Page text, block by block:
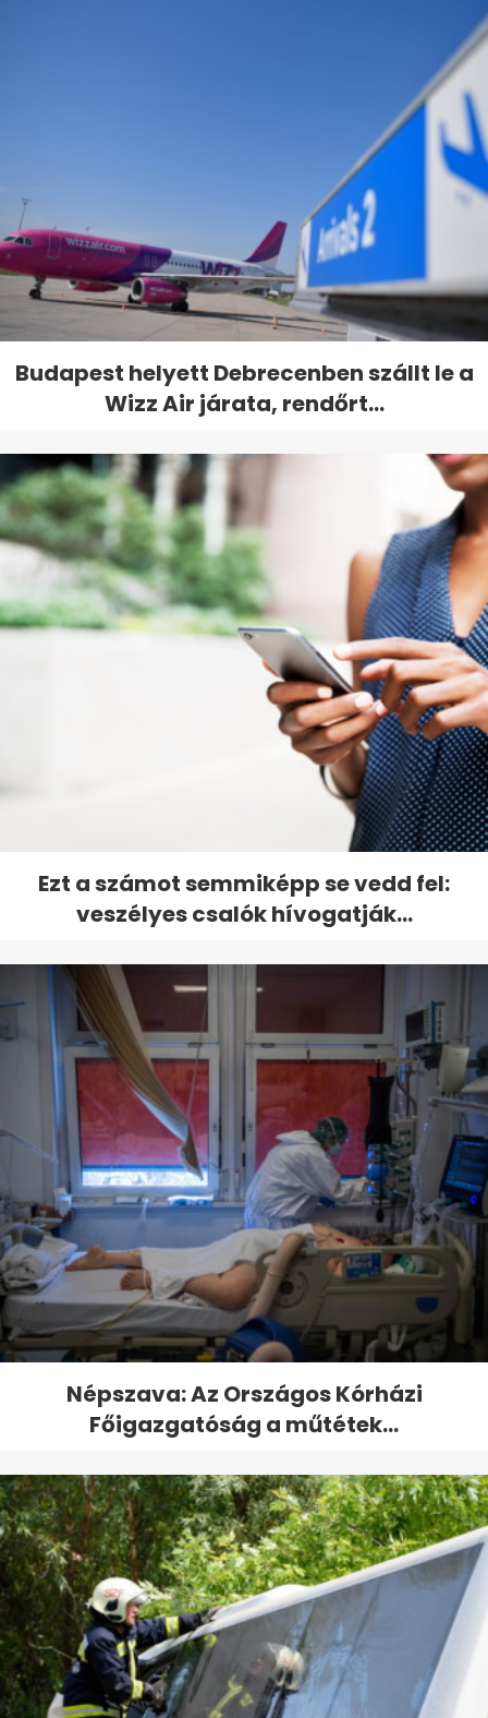
Budapest helyett Debrecenben szállt le a
Wizz Air járata, rendőrt...
Ezt a számot semmiképp se vedd fel:
veszélyes csalók hívogatják...
Népszava: Az Országos Kórházi
Főigazgatóság a műtétek...